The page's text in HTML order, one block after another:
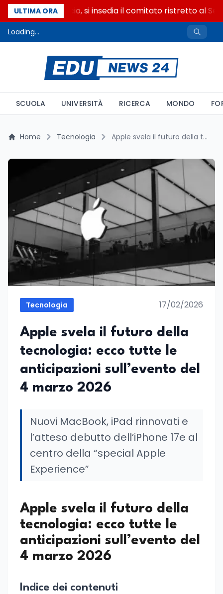
ULTIMA ORA
Riforma del calcio, si insedia il comitato ristretto al
Loading...
SCUOLA UNIVERSITÀ RICERCA MONDO
Home Tecnologia Apple svela il futuro della tecnologia: ecco tutte le anticipazioni sull’evento del 4 marzo 2026
Tecnologia 17/02/2026
Apple svela il futuro della
tecnologia: ecco tutte le
anticipazioni sull’evento del
4 marzo 2026
Nuovi MacBook, iPad rinnovati e
l’atteso debutto dell’iPhone 17e al
centro della “special Apple
Experience”
Apple svela il futuro della
tecnologia: ecco tutte le
anticipazioni sull’evento del
4 marzo 2026
Indice dei contenuti